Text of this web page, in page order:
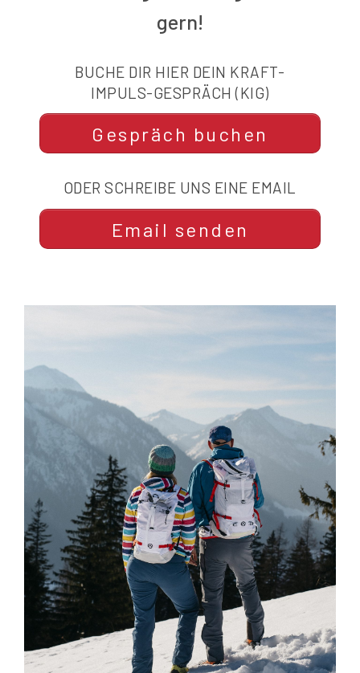
gern!
BUCHE DIR HIER DEIN KRAFT-
IMPULS-GESPRÄCH (KIG)
Gespräch buchen
ODER SCHREIBE UNS EINE EMAIL
Email senden